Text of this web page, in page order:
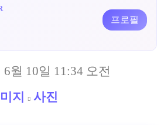
프로필
6월 10일 11:34 오전
지 사진